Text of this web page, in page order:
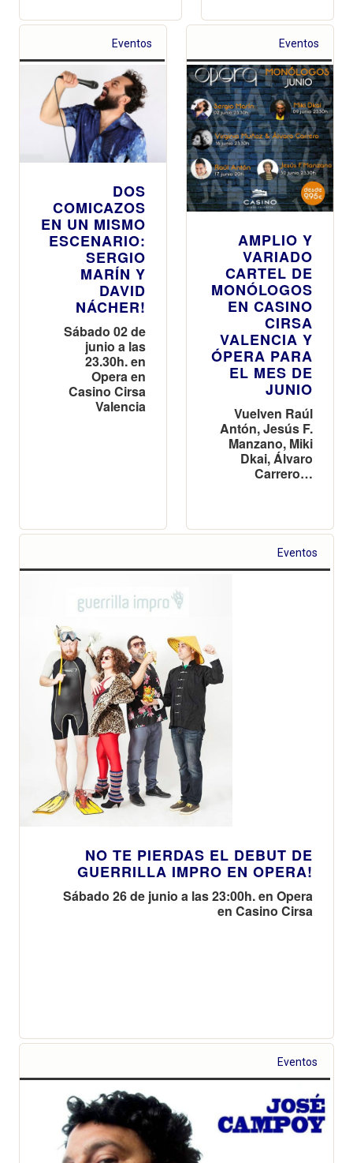
Eventos
DOS
COMICAZOS
EN UN MISMO
ESCENARIO:
SERGIO
MARÍN Y
DAVID
NÁCHER!
Sábado 02 de
junio a las
23.30h. en
Opera en
Casino Cirsa
Valencia
Eventos
AMPLIO Y
VARIADO
CARTEL DE
MONÓLOGOS
EN CASINO
CIRSA
VALENCIA Y
ÓPERA PARA
EL MES DE
JUNIO
Vuelven Raúl
Antón, Jesús F.
Manzano, Miki
Dkai, Álvaro
Carrero…
Eventos
NO TE PIERDAS EL DEBUT DE
GUERRILLA IMPRO EN OPERA!
Sábado 26 de junio a las 23:00h. en Opera
en Casino Cirsa
Eventos